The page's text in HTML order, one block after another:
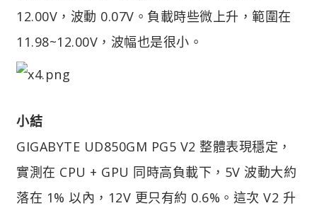
12.00V，波動 0.07V。負載時些微上升，範圍在
11.98~12.00V，波幅也是很小。
小結
GIGABYTE UD850GM PG5 V2 整體表現穩定，
實測在 CPU + GPU 同時高負載下，5V 波動大約
落在 1% 以內，12V 更只有約 0.6%。這次 V2 升